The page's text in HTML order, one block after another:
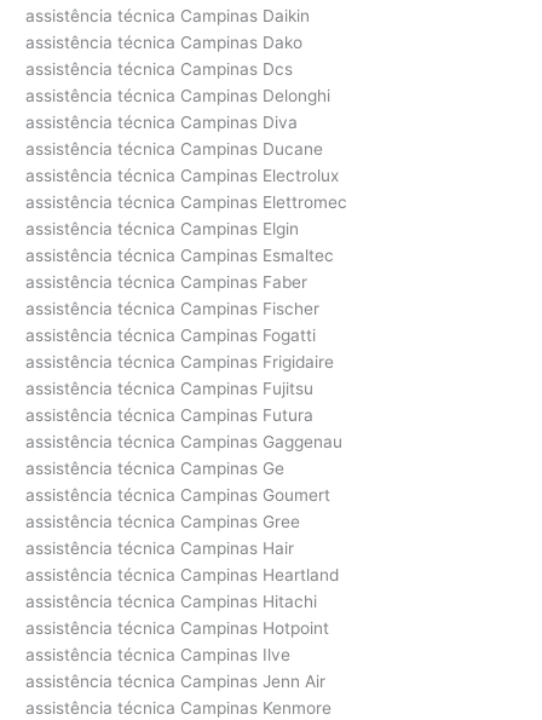
assistência técnica Campinas Daikin
assistência técnica Campinas Dako
assistência técnica Campinas Dcs
assistência técnica Campinas Delonghi
assistência técnica Campinas Diva
assistência técnica Campinas Ducane
assistência técnica Campinas Electrolux
assistência técnica Campinas Elettromec
assistência técnica Campinas Elgin
assistência técnica Campinas Esmaltec
assistência técnica Campinas Faber
assistência técnica Campinas Fischer
assistência técnica Campinas Fogatti
assistência técnica Campinas Frigidaire
assistência técnica Campinas Fujitsu
assistência técnica Campinas Futura
assistência técnica Campinas Gaggenau
assistência técnica Campinas Ge
assistência técnica Campinas Goumert
assistência técnica Campinas Gree
assistência técnica Campinas Hair
assistência técnica Campinas Heartland
assistência técnica Campinas Hitachi
assistência técnica Campinas Hotpoint
assistência técnica Campinas Ilve
assistência técnica Campinas Jenn Air
assistência técnica Campinas Kenmore